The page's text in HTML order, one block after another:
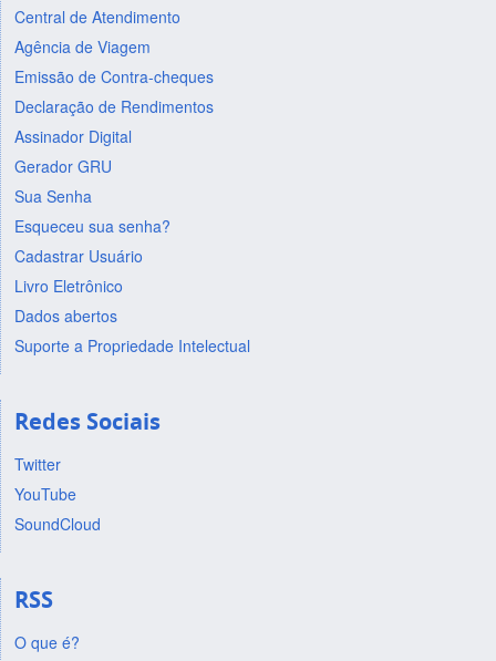
Central de Atendimento
Agência de Viagem
Emissão de Contra-cheques
Declaração de Rendimentos
Assinador Digital
Gerador GRU
Sua Senha
Esqueceu sua senha?
Cadastrar Usuário
Livro Eletrônico
Dados abertos
Suporte a Propriedade Intelectual
Redes Sociais
Twitter
YouTube
SoundCloud
RSS
O que é?